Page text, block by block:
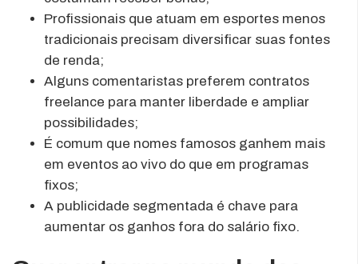
Profissionais que atuam em esportes menos
tradicionais precisam diversificar suas fontes
de renda;
Alguns comentaristas preferem contratos
freelance para manter liberdade e ampliar
possibilidades;
É comum que nomes famosos ganhem mais
em eventos ao vivo do que em programas
fixos;
A publicidade segmentada é chave para
aumentar os ganhos fora do salário fixo.